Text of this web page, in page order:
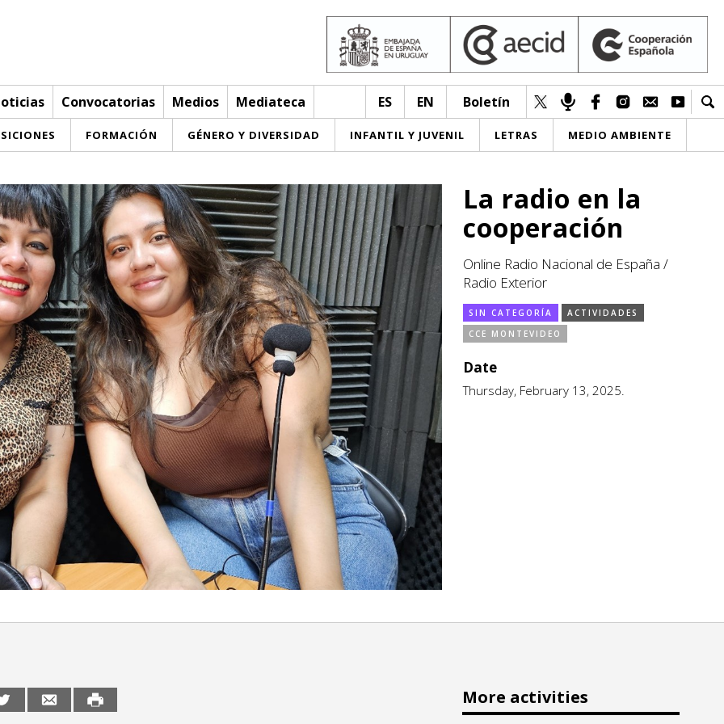
Convocatorias Medios Mediateca ES EN Boletín
FORMACIÓN GÉNERO Y DIVERSIDAD INFANTIL Y JUVENIL LETRAS MEDIO AMBIENTE
La radio en la
cooperación
Online Radio Nacional de España /
Radio Exterior
SIN CATEGORÍA
ACTIVIDADES
CCE MONTEVIDEO
Date
Thursday, February 13, 2025.
More activities